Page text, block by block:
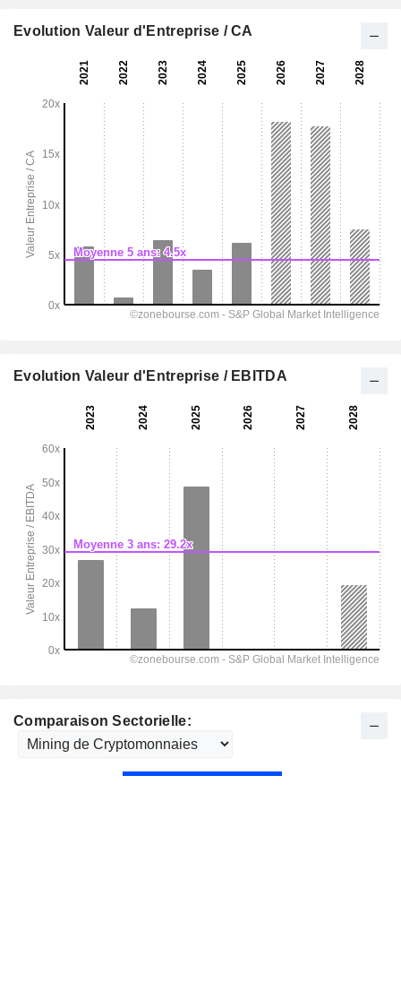
Comparaison Sectorielle:
Evolution Valeur d'Entreprise / CA
Evolution Valeur d'Entreprise / EBITDA